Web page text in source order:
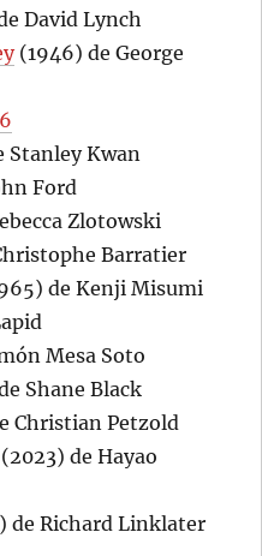
David Lynch
(1946) de George
Stanley Kwan
Ford
Zlotowski
Barratier
de Kenji Misumi
Mesa Soto
Shane Black
Christian Petzold
(2023) de Hayao
de Richard Linklater